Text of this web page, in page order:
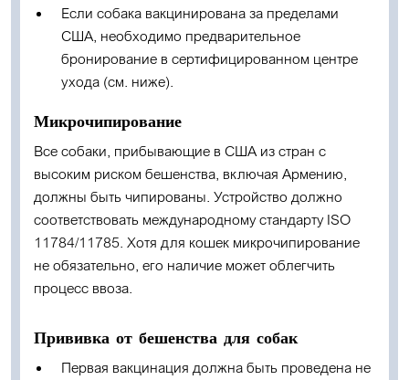
Если собака вакцинирована за пределами
США, необходимо предварительное
бронирование в сертифицированном центре
ухода (см. ниже).
Микрочипирование
Все собаки, прибывающие в США из стран с
высоким риском бешенства, включая Армению,
должны быть чипированы. Устройство должно
соответствовать международному стандарту ISO
11784/11785. Хотя для кошек микрочипирование
не обязательно, его наличие может облегчить
процесс ввоза.
Прививка от бешенства для собак
Первая вакцинация должна быть проведена не